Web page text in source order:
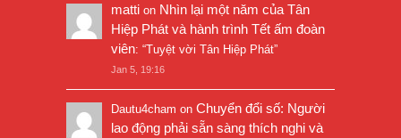
matti on Nhìn lại một năm của Tân
Hiệp Phát và hành trình Tết ấm đoàn
viên: “Tuyệt vời Tân Hiệp Phát”
Jan 5, 19:16
Dautu4cham on Chuyển đổi số: Người
lao động phải sẵn sàng thích nghi và